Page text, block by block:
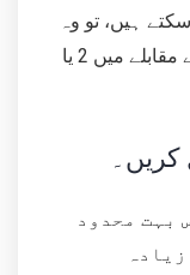
ہیں، تو وہ
مقامی طور پر خدمات حاصل کرنے کے مقابلے میں 2 یا
بہت محدود